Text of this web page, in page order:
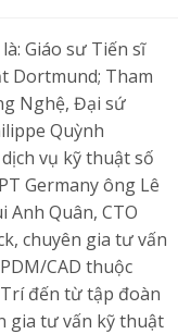
Giáo sư Tiến sĩ
Dortmund; Tham
Nghệ, Đại sứ
Quỳnh
vụ kỹ thuật số
Germany ông Lê
Anh Quân, CTO
chuyên gia tư vấn
CAD thuộc
đến từ tập đoàn
gia tư vấn kỹ thuật